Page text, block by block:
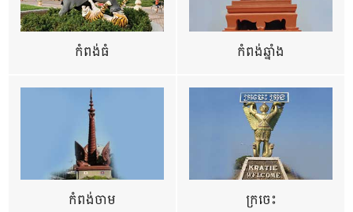
កំពង់ធំ កំពង់ឆ្នាំង
កំពង់ចាម ក្រចេះ